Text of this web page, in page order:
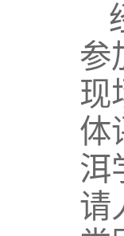
参
现
体
洱
请